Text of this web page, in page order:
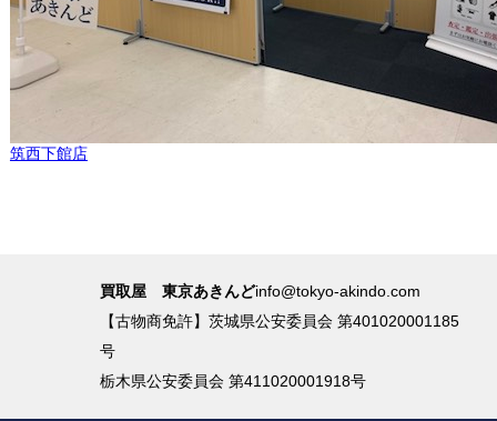
筑西下館店
買取屋 東京あきんどinfo@tokyo-akindo.com
【古物商免許】茨城県公安委員会 第401020001185
号
栃木県公安委員会 第411020001918号